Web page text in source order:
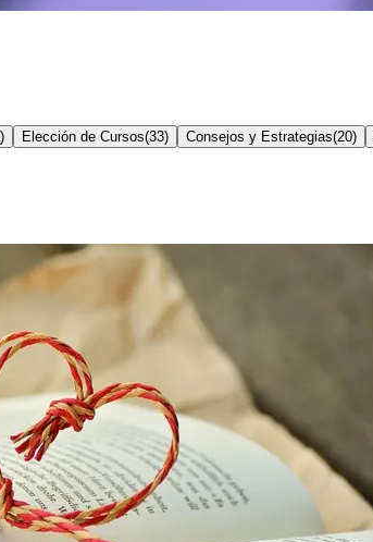
) Elección de Cursos(33) Consejos y Estrategias(20)